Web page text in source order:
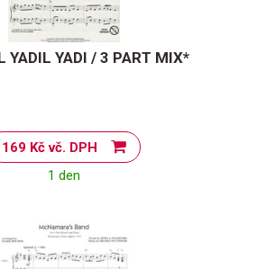
YADIL YADI / 3 PART MIX*
169 Kč vč. DPH
1 den